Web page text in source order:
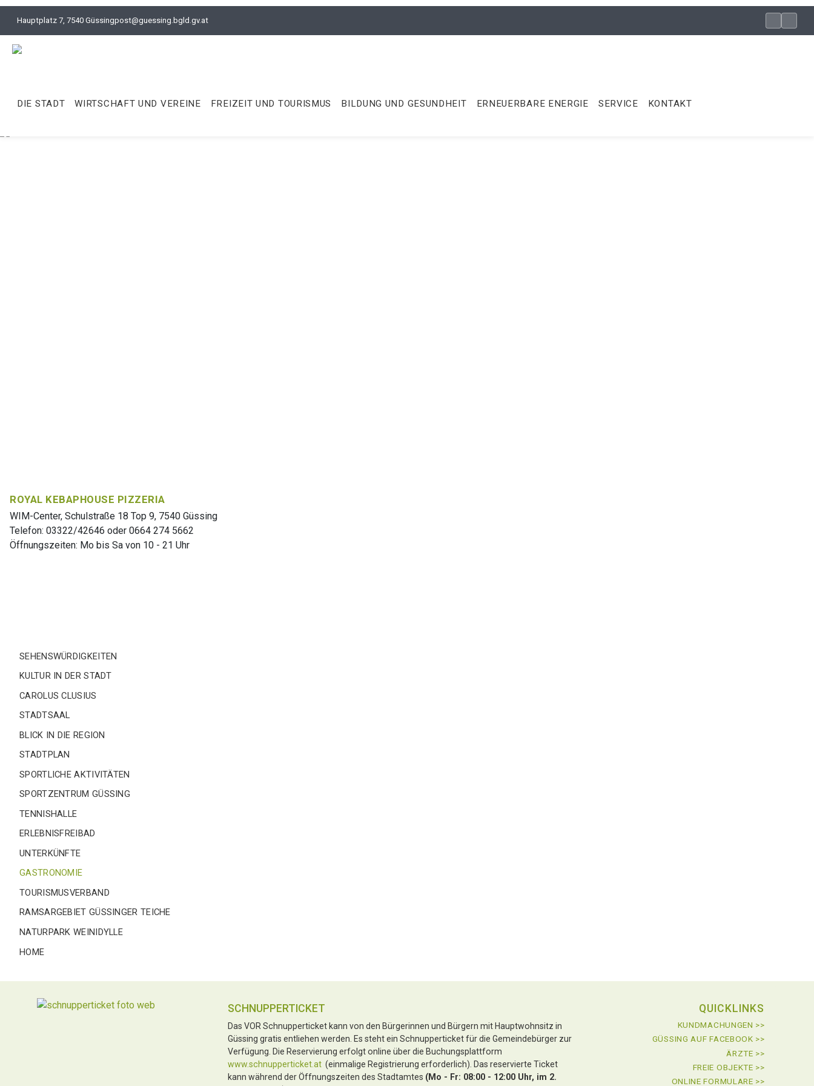
Hauptplatz 7, 7540 Güssingpost@guessing.bgld.gv.at
DIE STADT WIRTSCHAFT UND VEREINE FREIZEIT UND TOURISMUS BILDUNG UND GESUNDHEIT ERNEUERBARE ENERGIE SERVICE KONTAKT
SEHENSWÜRDIGKEITEN
KULTUR IN DER STADT
CAROLUS CLUSIUS
STADTSAAL
BLICK IN DIE REGION
STADTPLAN
SPORTLICHE AKTIVITÄTEN
SPORTZENTRUM GÜSSING
TENNISHALLE
ERLEBNISFREIBAD
UNTERKÜNFTE
GASTRONOMIE
TOURISMUSVERBAND
RAMSARGEBIET GÜSSINGER TEICHE
NATURPARK WEINIDYLLE
HOME
ROYAL KEBAPHOUSE PIZZERIA
WIM-Center, Schulstraße 18 Top 9, 7540 Güssing
Telefon: 03322/42646 oder 0664 274 5662
Öffnungszeiten: Mo bis Sa von 10 - 21 Uhr
SCHNUPPERTICKET
Das VOR Schnupperticket kann von den Bürgerinnen und Bürgern mit Hauptwohnsitz in
Güssing gratis entliehen werden. Es steht ein Schnupperticket für die Gemeindebürger zur
Verfügung. Die Reservierung erfolgt online über die Buchungsplattform
www.schnupperticket.at (einmalige Registrierung erforderlich). Das reservierte Ticket
kann während der Öffnungszeiten des Stadtamtes (Mo - Fr: 08:00 - 12:00 Uhr, im 2.
QUICKLINKS
KUNDMACHUNGEN >>
GÜSSING AUF FACEBOOK >>
ÄRZTE >>
FREIE OBJEKTE >>
ONLINE FORMULARE >>